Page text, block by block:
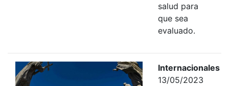
salud para
que sea
evaluado.
Internacionales
13/05/2023